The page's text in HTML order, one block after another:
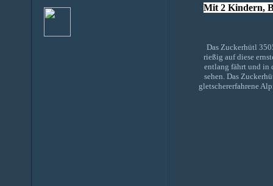
Mit 2 Kindern,
Das Zuckerhütl
rießig auf diese
entlang fährt und in
sehen. Das
gletschererfahrene